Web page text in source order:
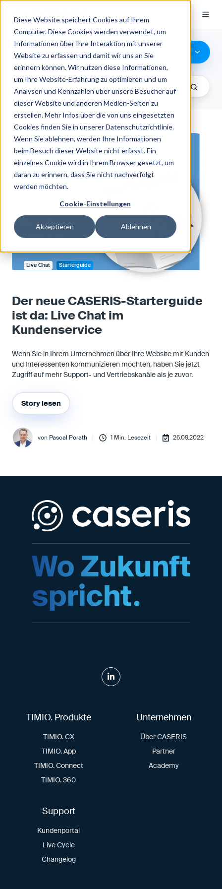
Diese Website speichert Cookies auf Ihrem
Computer. Diese Cookies werden verwendet, um
Informationen über Ihre Interaktion mit unserer
Website zu erfassen und damit wir uns an Sie
erinnern können. Wir nutzen diese Informationen,
um Ihre Website-Erfahrung zu optimieren und um
Analysen und Kennzahlen über unsere Besucher auf
dieser Website und anderen Medien-Seiten zu
erstellen. Mehr Infos über die von uns eingesetzten
Cookies finden Sie in unserer Datenschutzrichtlinie.
Wenn Sie ablehnen, werden Ihre Informationen
beim Besuch dieser Website nicht erfasst. Ein
einzelnes Cookie wird in Ihrem Browser gesetzt, um
daran zu erinnern, dass Sie nicht nachverfolgt
werden möchten.
Cookie-Einstellungen
Akzeptieren Ablehnen
Starterguide
Der neue CASERIS-Starterguide
ist da: Live Chat im
Kundenservice
Wenn Sie in Ihrem Unternehmen über Ihre Website mit Kunden
und Interessenten kommunizieren möchten, haben Sie jetzt
Zugriff auf mehr Support- und Vertriebskanäle als je zuvor.
Story lesen
von Pascal Porath 1 Min. Lesezeit 26.09.2022
Live Chat Starterguide
TIMIO. Produkte
TIMIO. CX
TIMIO. App
TIMIO. Connect
TIMIO. 360
Unternehmen
Über CASERIS
Partner
Academy
Support
Kundenportal
Live Cycle
Changelog